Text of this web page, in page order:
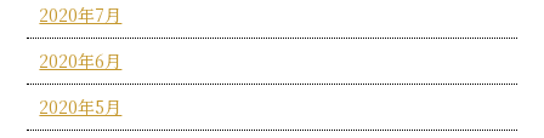
2020年7月
2020年6月
2020年5月